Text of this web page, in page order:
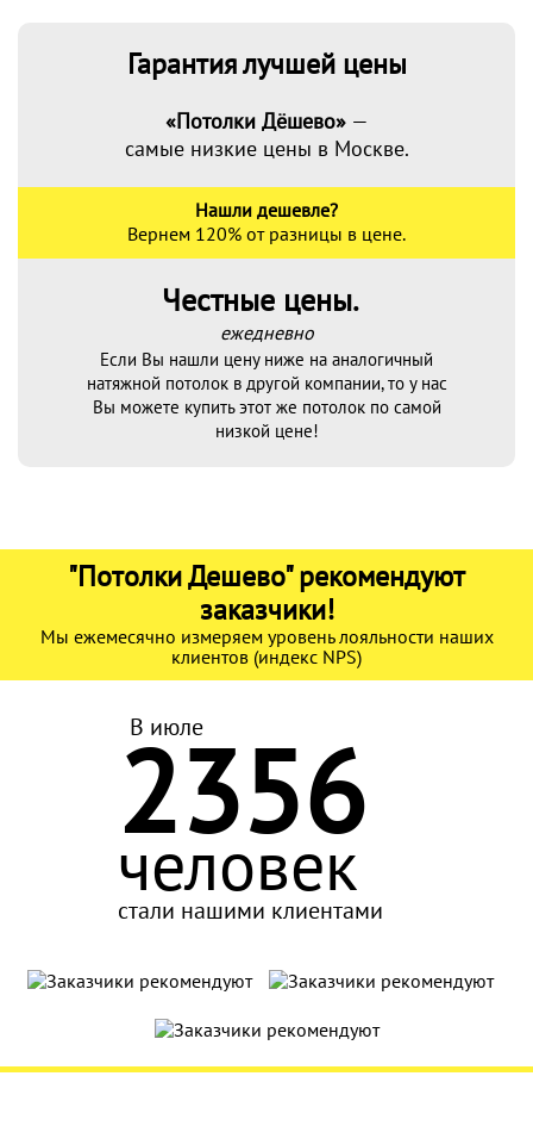
Гарантия лучшей цены
«Потолки Дёшево»—
самые низкие цены в Москве.
Нашли дешевле?
Вернем 120% от разницы в цене.
Честные цены.
ежедневно
Если Вы нашли цену ниже на аналогичный
натяжной потолок в другой компании, то у нас
Вы можете купить этот же потолок по самой
низкой цене!
"Потолки Дешево" рекомендуют
заказчики!
Мы ежемесячно измеряем уровень лояльности наших
клиентов (индекс NPS)
В июле
2356
человек
стали нашими клиентами